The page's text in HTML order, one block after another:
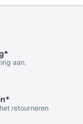
*
aan.
*
retourneren